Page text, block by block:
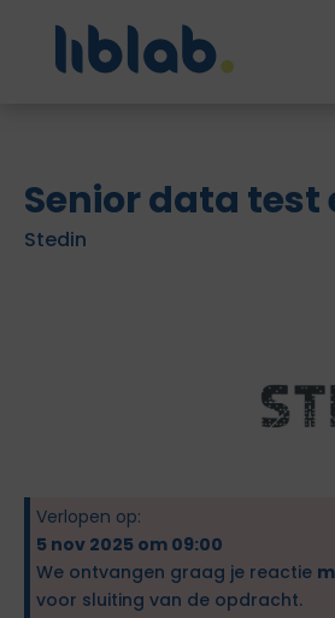
Senior data test
Stedin
Verlopen op:
5 nov 2025 om 09:00
We ontvangen graag je reactie
voor sluiting van de opdracht.